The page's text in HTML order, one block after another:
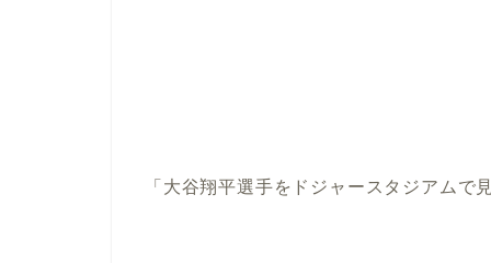
「大谷翔平選手をドジャースタジアムで